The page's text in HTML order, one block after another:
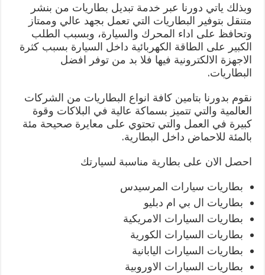
وبذلك ياتي دورنا عبر خدمة تبديل بطاريات من بنشر
متنقل بتوفير البطاريات التي تعمل بجهد عالي وممتاز
وتحافظ على اداء المحرك والسيارة، وبسبب الطلب
الكبير على الطاقة الكهربائية داخل السيارة بسبب كثرة
الاجهزة الالكترونية فيها فلا بد من توفر افضل
البطاريات.
نقوم بدورنا بتامين كافة انواع البطاريات من الشركات
العالمية والتي تتميز بسماكة عالية في البلاكات وقوة
كبيرة في العمل والتي تحتوي على معايرة صحيحة مئة
بالمئة للاحماض داخل البطارية.
احصل الان على بطارية مناسبة لسيارتك
بطاريات سيارات المرسيدس
بطاريات ال بي ام دبليو
بطاريات السيارات الامريكية
بطاريات السيارات الكورية
بطاريات السيارات اليابانية
بطاريات السيارات الاوروبية